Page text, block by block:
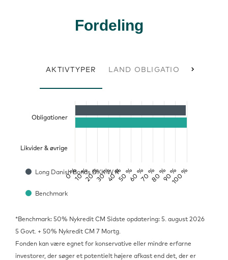
Fordeling
AKTIVTYPER LAND OBLIGATIONER
Long Danish Bonds DKK W R
Benchmark
Obligationer
Likvider & øvrige
0 %10 %20 %30 %40 %50 %60 %70 %80 %90 %100 %
Sidste opdatering: 5. august 2026
*Benchmark: 50% Nykredit CM
5 Govt. + 50% Nykredit CM 7 Mortg.
Fonden kan være egnet for konservative eller mindre erfarne
investorer, der søger et potentielt højere afkast end det, der er